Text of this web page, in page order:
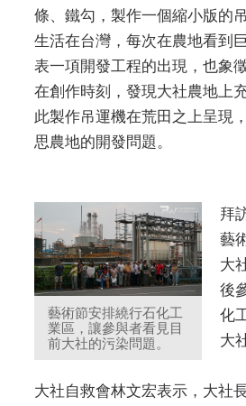
條、鐵勾，製作一個縮小版的
生活在台灣，每次在農地看到
表一項開發工程的出現，也象
在創作時刻，發現大社農地上
此製作吊運機在荒田之上呈現
思農地的開發問題。
藝術節安排繞行石化工
業區，讓參與者看見目
前大社的污染問題。
拜
藝
大
後
化
大
大社自救會林文宏表示，大社